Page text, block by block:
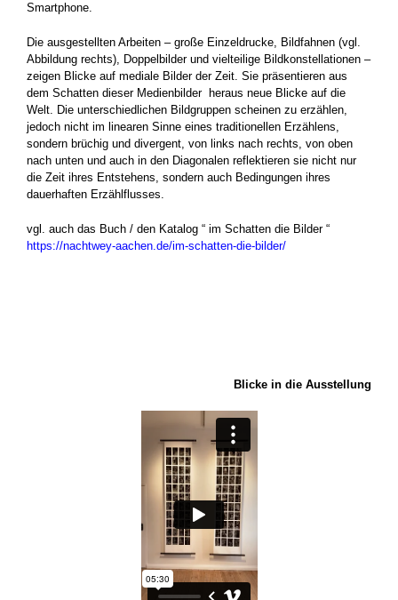
Smartphone.
Die ausgestellten Arbeiten – große Einzeldrucke, Bildfahnen (vgl.
Abbildung rechts), Doppelbilder und vielteilige Bildkonstellationen –
zeigen Blicke auf mediale Bilder der Zeit. Sie präsentieren aus
dem Schatten dieser Medienbilder
heraus neue Blicke auf die
Welt. Die unterschiedlichen Bildgruppen scheinen zu erzählen,
jedoch nicht im linearen Sinne eines traditionellen Erzählens,
sondern brüchig und divergent, von links nach rechts, von oben
nach unten und auch in den Diagonalen reflektieren sie nicht nur
die Zeit ihres Entstehens, sondern auch Bedingungen ihres
dauerhaften Erzählflusses.
vgl. auch das Buch / den Katalog “ im Schatten die Bilder “
https://nachtwey-aachen.de/im-schatten-die-bilder/
Blicke in die Ausstellung